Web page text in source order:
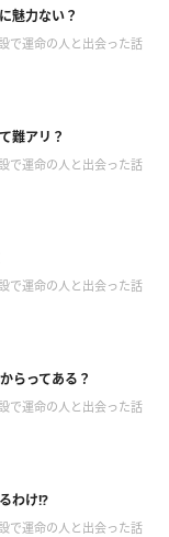
魅力ない？
で運命の人と出会った話
難アリ？
で運命の人と出会った話
で運命の人と出会った話
らってある？
で運命の人と出会った話
わけ!?
で運命の人と出会った話